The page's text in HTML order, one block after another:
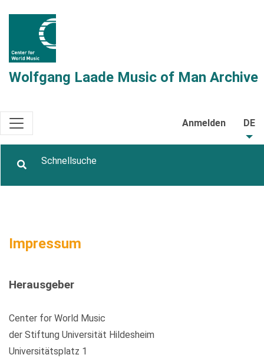
Wolfgang Laade Music of Man Archive
Anmelden DE
Impressum
Herausgeber
Center for World Music
der Stiftung Universität Hildesheim
Universitätsplatz 1